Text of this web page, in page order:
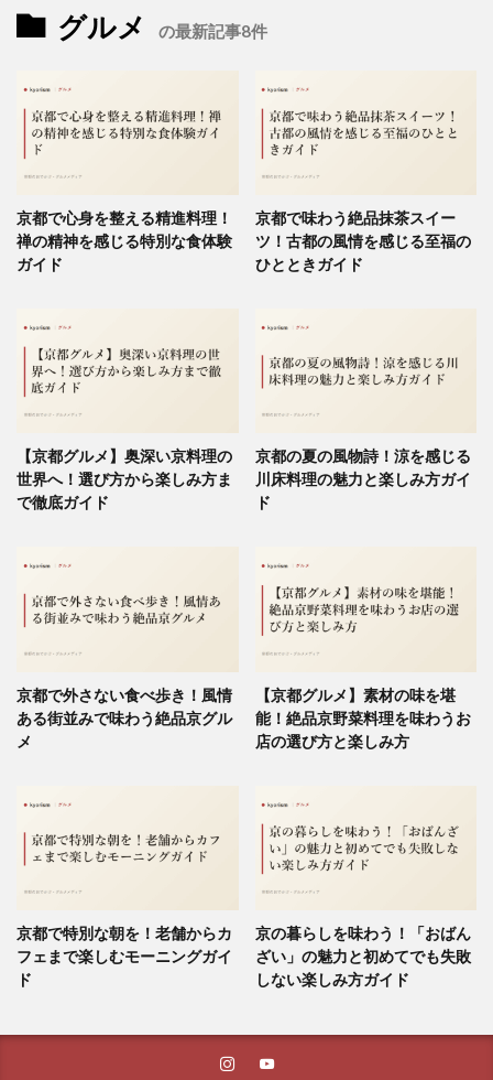
グルメ の最新記事8件
京都で心身を整える精進料理！
禅の精神を感じる特別な食体験
ガイド
京都で味わう絶品抹茶スイー
ツ！古都の風情を感じる至福の
ひとときガイド
【京都グルメ】奥深い京料理の
世界へ！選び方から楽しみ方ま
で徹底ガイド
京都の夏の風物詩！涼を感じる
川床料理の魅力と楽しみ方ガイ
ド
京都で外さない食べ歩き！風情
ある街並みで味わう絶品京グル
メ
【京都グルメ】素材の味を堪
能！絶品京野菜料理を味わうお
店の選び方と楽しみ方
京都で特別な朝を！老舗からカ
フェまで楽しむモーニングガイ
ド
京の暮らしを味わう！「おばん
ざい」の魅力と初めてでも失敗
しない楽しみ方ガイド